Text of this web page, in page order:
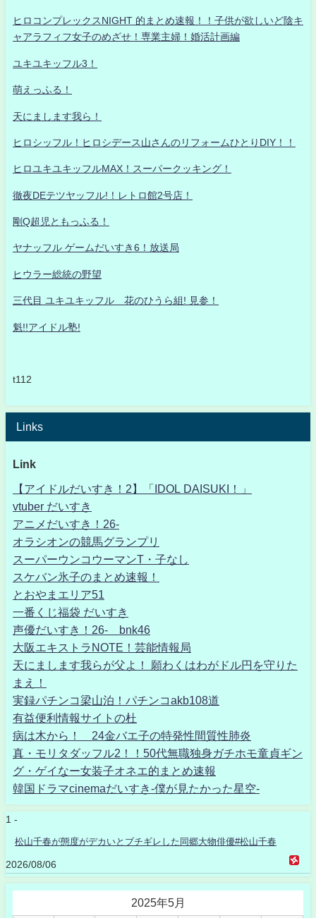
ヒロコンプレックスNIGHT 的まとめ速報！！子供が欲しいど陰キ
ャアラフィフ女子のめざせ！専業主婦！婚活計画編
ユキユキッフル3！
萌えっふる！
天にまします我ら！
ヒロシッフル！ヒロシデース山さんのリフォームひとりDIY！！
ヒロユキユキッフルMAX！スーパークッキング！
徹夜DEテツヤッフル!！レトロ館2号店！
剛Q超児ともっふる！
ヤナッフル ゲームだいすき6！放送局
ヒウラー総統の野望
三代目 ユキユキッフル 花のひうら組! 見参！
魁!!アイドル塾!
t112
Links
Link
【アイドルだいすき！2】「IDOL DAISUKI！」
vtuber だいすき
アニメだいすき！26-
オラシオンの競馬グランプリ
スーパーウンコウーマンT・子なし
スケバン氷子のまとめ速報！
とおやまエリア51
一番くじ福袋 だいすき
声優だいすき！26- bnk46
大阪エキストラNOTE！芸能情報局
天にまします我らが父よ！ 願わくはわがドル円を守りた
まえ！
実録パチンコ梁山泊！パチンコakb108道
有益便利情報サイトの杜
病は木から！ 24金バエ子の特発性間質性肺炎
真・モリタダッフル2！！50代無職独身ガチホモ童貞ギン
グ・ゲイなー女装子オネエ的まとめ速報
韓国ドラマcinemaだいすき-僕が見たかった星空-
1 -
松山千春が態度がデカいとブチギレした同郷大物俳優#松山千春
2026/08/06
2025年5月